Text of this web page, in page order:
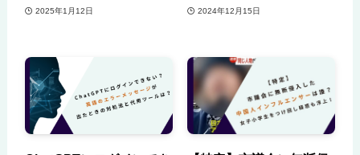
2025年1月12日 2024年12月15日